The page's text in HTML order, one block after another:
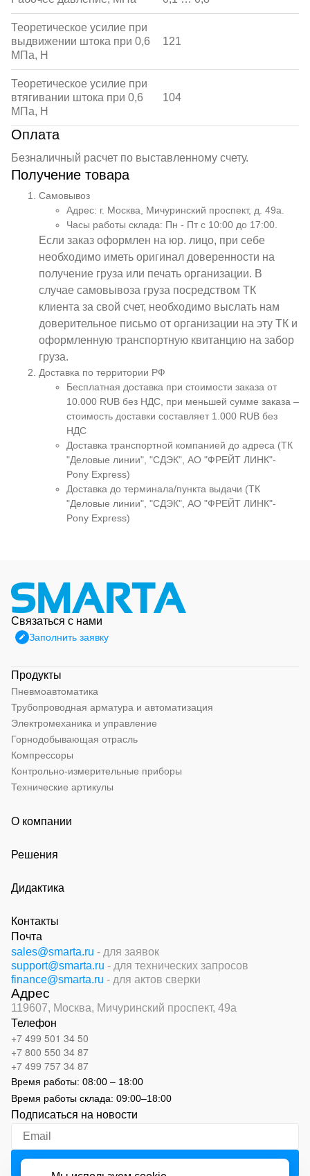
Теоретическое усилие при
выдвижении штока при 0,6
МПа, Н
121
Теоретическое усилие при
втягивании штока при 0,6
МПа, Н
104
Оплата
Безналичный расчет по выставленному счету.
Получение товара
Самовывоз
Адрес: г. Москва, Мичуринский проспект, д. 49а.
Часы работы склада: Пн - Пт с 10:00 до 17:00.
Если заказ оформлен на юр. лицо, при себе
необходимо иметь оригинал доверенности на
получение груза или печать организации. В
случае самовывоза груза посредством ТК
клиента за свой счет, необходимо выслать нам
доверительное письмо от организации на эту ТК и
оформленную транспортную квитанцию на забор
груза.
Доставка по территории РФ
Бесплатная доставка при стоимости заказа от
10.000 RUB без НДС, при меньшей сумме заказа –
стоимость доставки составляет 1.000 RUB без
НДС
Доставка транспортной компанией до адреса (ТК
"Деловые линии", "СДЭК", АО "ФРЕЙТ ЛИНК"-
Pony Express)
Доставка до терминала/пункта выдачи (ТК
"Деловые линии", "СДЭК", АО "ФРЕЙТ ЛИНК"-
Pony Express)
Связаться с нами
Заполнить заявку
Продукты
Пневмоавтоматика
Трубопроводная арматура и автоматизация
Электромеханика и управление
Горнодобывающая отрасль
Компрессоры
Контрольно-измерительные приборы
Технические артикулы
О компании
Решения
Дидактика
Контакты
Почта
sales@smarta.ru - для заявок
support@smarta.ru - для технических запросов
finance@smarta.ru - для актов сверки
Адрес
119607, Москва, Мичуринский проспект, 49а
Телефон
+7 499 501 34 50
+7 800 550 34 87
+7 499 757 34 87
Время работы: 08:00 – 18:00
Время работы склада: 09:00–18:00
Подписаться на новости